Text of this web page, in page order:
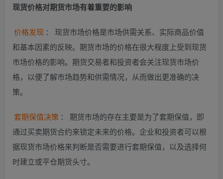
现货价格对期货市场有着重要的影响
价格发现 ： 现货市场价格是市场供需关系、实际商品价值
和基本因素的反映。期货市场的价格在很大程度上受到现货
市场价格的影响。期货交易者和投资者会关注现货市场价
格，以便了解市场趋势和供需情况，从而做出更准确的决
策。
套期保值决策 ： 期货市场的存在主要是为了套期保值，即
通过买卖期货合约来锁定未来的价格。企业和投资者可以根
据现货市场价格来判断是否需要进行套期保值，以及选择何
时建立或平仓期货头寸。